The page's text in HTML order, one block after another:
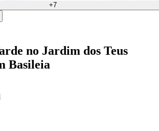
+7
no Jardim dos Teus
Basileia